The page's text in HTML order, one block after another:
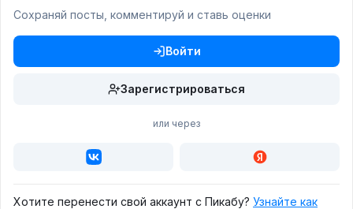
Сохраняй посты, комментируй и ставь оценки
Войти
Зарегистрироваться
или через
Хотите перенести свой аккаунт с Пикабу? Узнайте как